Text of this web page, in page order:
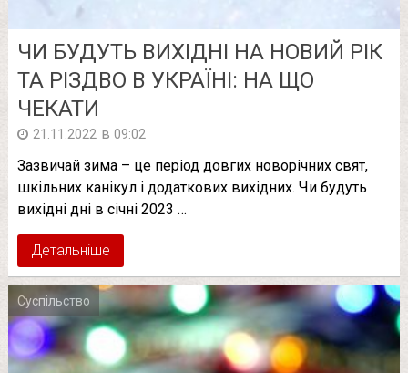
ЧИ БУДУТЬ ВИХІДНІ НА НОВИЙ РІК
ТА РІЗДВО В УКРАЇНІ: НА ЩО
ЧЕКАТИ
21.11.2022 в 09:02
Зазвичай зима – це період довгих новорічних свят,
шкільних канікул і додаткових вихідних. Чи будуть
вихідні дні в січні 2023 …
Детальніше
Суспільство